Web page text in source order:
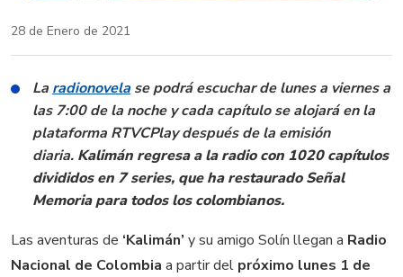
28 de Enero de 2021
La radionovela se podrá escuchar de lunes a viernes a
las 7:00 de la noche y cada capítulo se alojará en la
plataforma RTVCPlay después de la emisión
diaria. Kalimán regresa a la radio con 1020 capítulos
divididos en 7 series, que ha restaurado Señal
Memoria para todos los colombianos.
Las aventuras de ‘Kalimán’ y su amigo Solín llegan a Radio
Nacional de Colombia a partir del próximo lunes 1 de